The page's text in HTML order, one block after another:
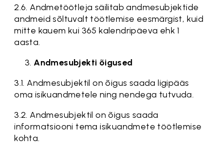
2.6. Andmetöötleja säilitab andmesubjektide
andmeid sõltuvalt töötlemise eesmärgist, kuid
mitte kauem kui 365 kalendripäeva ehk 1
aasta.
Andmesubjekti õigused
3.1. Andmesubjektil on õigus saada ligipääs
oma isikuandmetele ning nendega tutvuda.
3.2. Andmesubjektil on õigus saada
informatsiooni tema isikuandmete töötlemise
kohta.